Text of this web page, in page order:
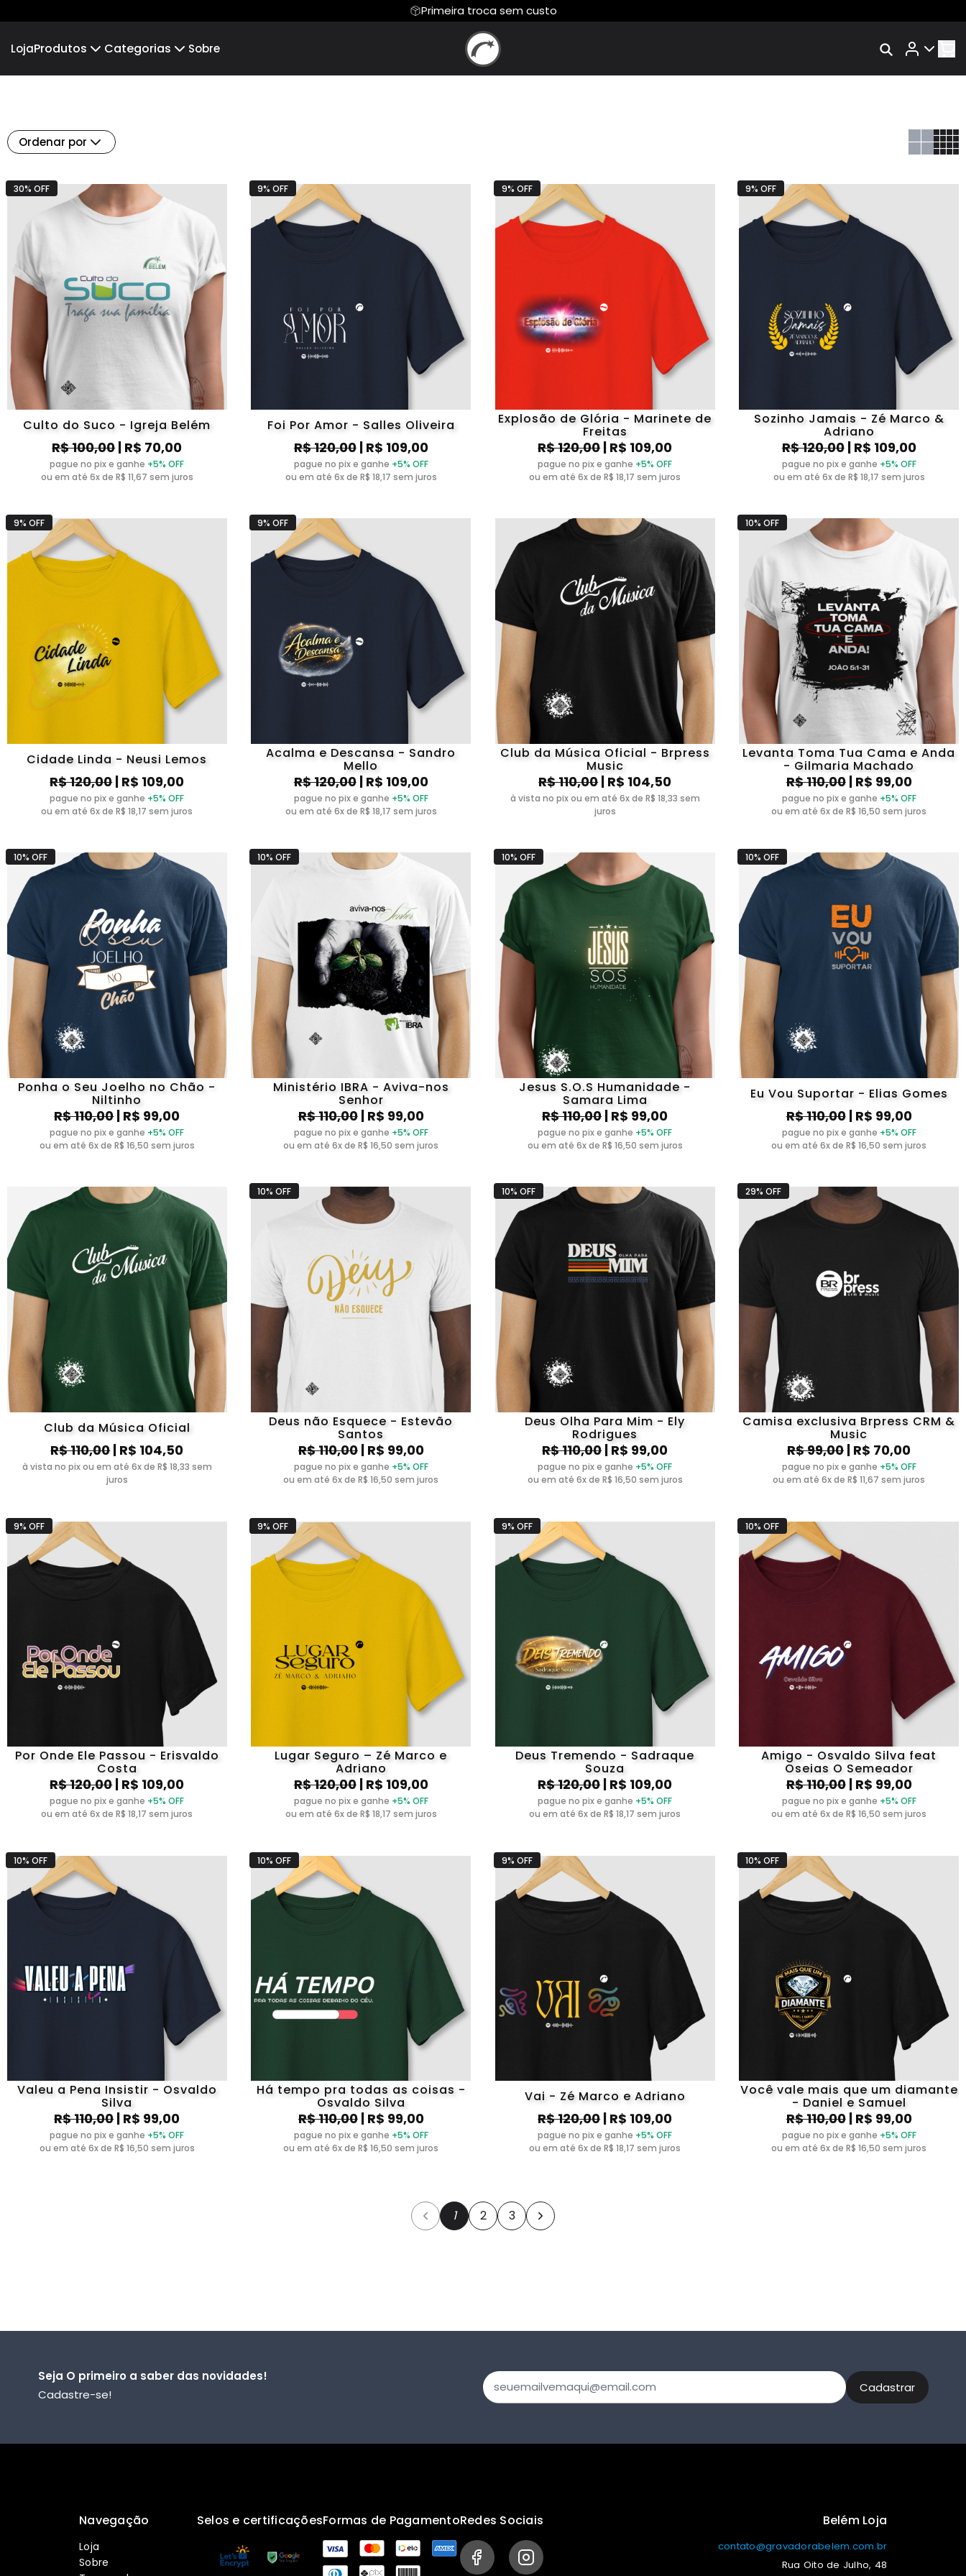
Primeira troca sem custo
LojaProdutos Categorias
LEONARDO E GESIEL ELIZA COLLE ROBERTO REIS WINDERLEY LACERDA
JESSICA MAGALHÃES Daniel e Samuel EQUIPE OBRA DE AMOR
Eliane Silva Zé Marco e Adriano
Osvaldo Silva By Gravadora Belém
Igreja Belém Brpress Music
Sobre
Entrar | Cadastrar
Ordenar por
Culto do Suco - Igreja Belém
R$ 100,00| R$ 70,00
pague no pix e ganhe +5% OFF
ou em até 6x de R$ 11,67 sem juros
30% OFF
Foi Por Amor - Salles Oliveira
R$ 120,00| R$ 109,00
pague no pix e ganhe +5% OFF
ou em até 6x de R$ 18,17 sem juros
9% OFF
Explosão de Glória - Marinete de
Freitas
R$ 120,00| R$ 109,00
pague no pix e ganhe +5% OFF
ou em até 6x de R$ 18,17 sem juros
9% OFF
Sozinho Jamais - Zé Marco &
Adriano
R$ 120,00| R$ 109,00
pague no pix e ganhe +5% OFF
ou em até 6x de R$ 18,17 sem juros
9% OFF
Cidade Linda - Neusi Lemos
R$ 120,00| R$ 109,00
pague no pix e ganhe +5% OFF
ou em até 6x de R$ 18,17 sem juros
9% OFF
Acalma e Descansa - Sandro
Mello
R$ 120,00| R$ 109,00
pague no pix e ganhe +5% OFF
ou em até 6x de R$ 18,17 sem juros
9% OFF
Club da Música Oficial - Brpress
Music
R$ 110,00| R$ 104,50
à vista no pix ou em até 6x de R$ 18,33 sem
juros
Levanta Toma Tua Cama e Anda
- Gilmaria Machado
R$ 110,00| R$ 99,00
pague no pix e ganhe +5% OFF
ou em até 6x de R$ 16,50 sem juros
10% OFF
Ponha o Seu Joelho no Chão -
Niltinho
R$ 110,00| R$ 99,00
pague no pix e ganhe +5% OFF
ou em até 6x de R$ 16,50 sem juros
10% OFF
Ministério IBRA - Aviva-nos
Senhor
R$ 110,00| R$ 99,00
pague no pix e ganhe +5% OFF
ou em até 6x de R$ 16,50 sem juros
10% OFF
Jesus S.O.S Humanidade -
Samara Lima
R$ 110,00| R$ 99,00
pague no pix e ganhe +5% OFF
ou em até 6x de R$ 16,50 sem juros
10% OFF
Eu Vou Suportar - Elias Gomes
R$ 110,00| R$ 99,00
pague no pix e ganhe +5% OFF
ou em até 6x de R$ 16,50 sem juros
10% OFF
Club da Música Oficial
R$ 110,00| R$ 104,50
à vista no pix ou em até 6x de R$ 18,33 sem
juros
Deus não Esquece - Estevão
Santos
R$ 110,00| R$ 99,00
pague no pix e ganhe +5% OFF
ou em até 6x de R$ 16,50 sem juros
10% OFF
Deus Olha Para Mim - Ely
Rodrigues
R$ 110,00| R$ 99,00
pague no pix e ganhe +5% OFF
ou em até 6x de R$ 16,50 sem juros
10% OFF
Camisa exclusiva Brpress CRM &
Music
R$ 99,00| R$ 70,00
pague no pix e ganhe +5% OFF
ou em até 6x de R$ 11,67 sem juros
29% OFF
Por Onde Ele Passou - Erisvaldo
Costa
R$ 120,00| R$ 109,00
pague no pix e ganhe +5% OFF
ou em até 6x de R$ 18,17 sem juros
9% OFF
Lugar Seguro – Zé Marco e
Adriano
R$ 120,00| R$ 109,00
pague no pix e ganhe +5% OFF
ou em até 6x de R$ 18,17 sem juros
9% OFF
Deus Tremendo - Sadraque
Souza
R$ 120,00| R$ 109,00
pague no pix e ganhe +5% OFF
ou em até 6x de R$ 18,17 sem juros
9% OFF
Amigo - Osvaldo Silva feat
Oseias O Semeador
R$ 110,00| R$ 99,00
pague no pix e ganhe +5% OFF
ou em até 6x de R$ 16,50 sem juros
10% OFF
Valeu a Pena Insistir - Osvaldo
Silva
R$ 110,00| R$ 99,00
pague no pix e ganhe +5% OFF
ou em até 6x de R$ 16,50 sem juros
10% OFF
Há tempo pra todas as coisas -
Osvaldo Silva
R$ 110,00| R$ 99,00
pague no pix e ganhe +5% OFF
ou em até 6x de R$ 16,50 sem juros
10% OFF
Vai - Zé Marco e Adriano
R$ 120,00| R$ 109,00
pague no pix e ganhe +5% OFF
ou em até 6x de R$ 18,17 sem juros
9% OFF
Você vale mais que um diamante
- Daniel e Samuel
R$ 110,00| R$ 99,00
pague no pix e ganhe +5% OFF
ou em até 6x de R$ 16,50 sem juros
10% OFF
1 2 3
Seja O primeiro a saber das novidades!
Cadastre-se!
Navegação
Loja
Sobre
Selos e certificaçõesFormas de PagamentoRedes Sociais Belém Loja
contato@gravadorabelem.com.br
Rua Oito de Julho, 48